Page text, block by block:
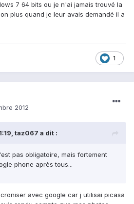
7 64 bits ou je n'ai jamais trouvé la
plus quand je leur avais demandé il a
1
2012
taz067 a dit :
pas obligatoire, mais fortement
phone après tous...
avec google car j utilisai picasa